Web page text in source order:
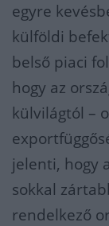
egyre
külföldi
belső piaci
hogy az
külvilágtól –
jelenti, hogy
sokkal
rendelkező